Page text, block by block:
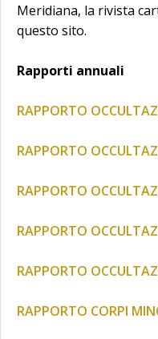
Meridiana, la rivista
questo sito.
Rapporti annuali
RAPPORTO
RAPPORTO
RAPPORTO
RAPPORTO
RAPPORTO
RAPPORTO CORPI